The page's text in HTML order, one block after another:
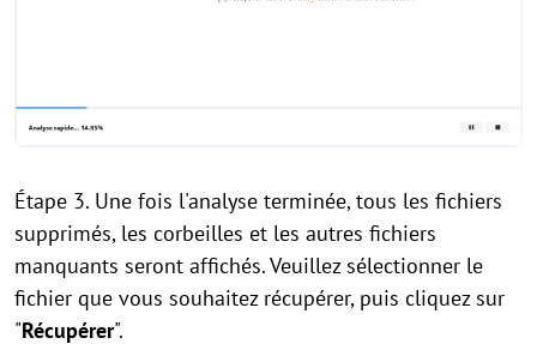
Étape 3. Une fois l'analyse terminée, tous les fichiers
supprimés, les corbeilles et les autres fichiers
manquants seront affichés. Veuillez sélectionner le
fichier que vous souhaitez récupérer, puis cliquez sur
"Récupérer".